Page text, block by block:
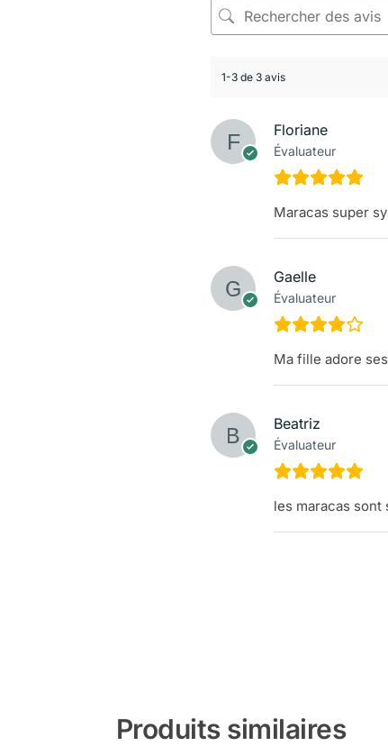
1-3 de 3 avis
Floriane
Évaluateur
Maracas super
Gaelle
Évaluateur
Ma fille adore
Beatriz
Évaluateur
les maracas sont
Produits similaires